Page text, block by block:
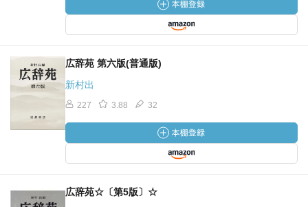
広辞苑 第六版(普通版)
新村出
227 3.88 32
広辞苑☆〔第5版〕☆